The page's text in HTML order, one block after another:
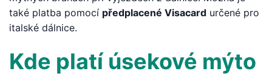
také platba pomocí předplacené Visacard určené pro
italské dálnice.
Kde platí úsekové mýto